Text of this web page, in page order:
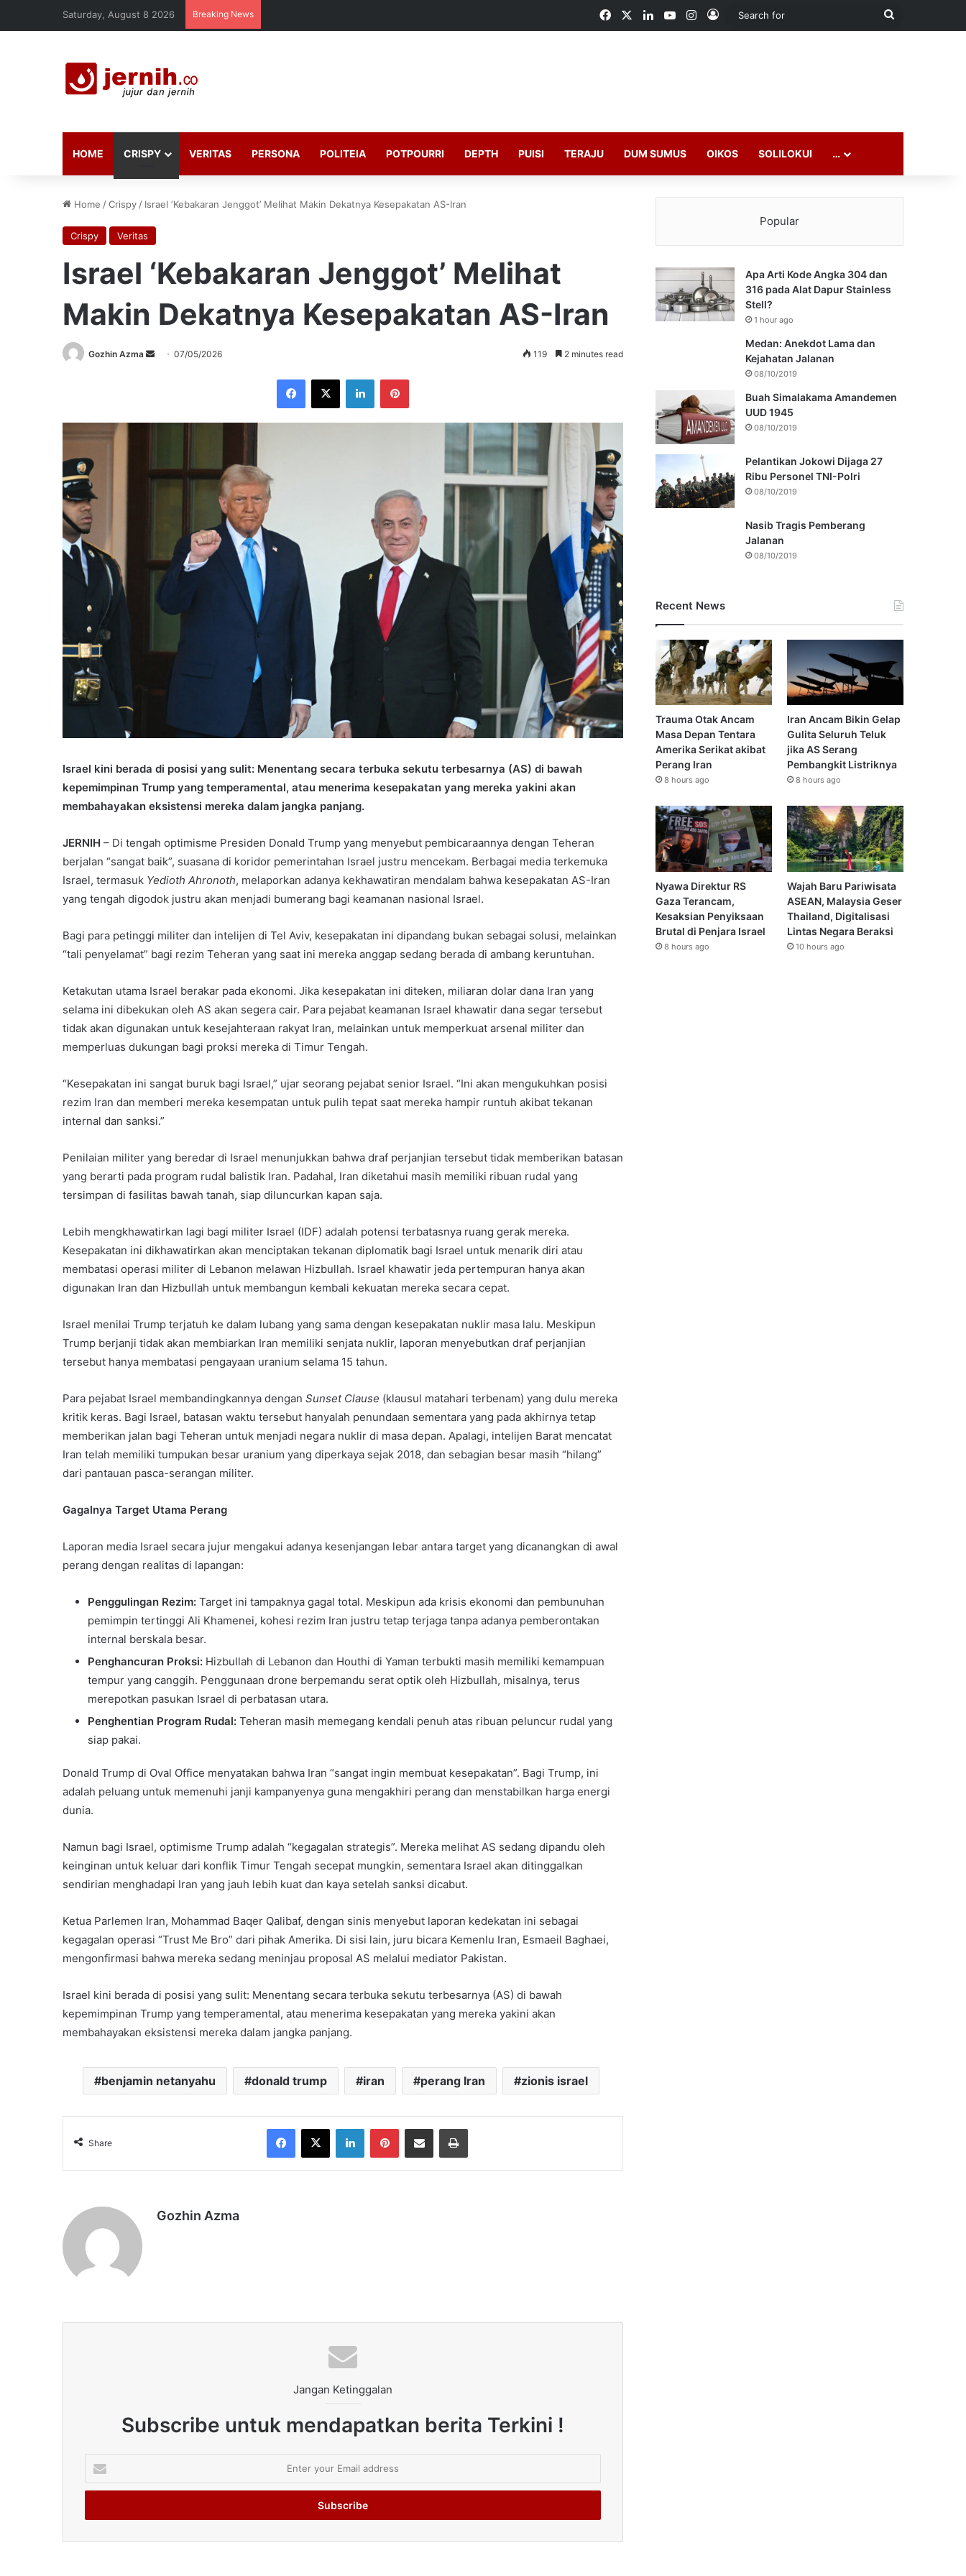
Saturday, August 8 2026 Breaking News FacebookLinkedInYouTubeInstagram
Log In
Search
HOME CRISPY VERITAS PERSONA POLITEIA POTPOURRI DEPTH PUISI TERAJU DUM SUMUS OIKOS SOLILOKUI …
Home /Crispy / Israel ‘Kebakaran Jenggot’ Melihat Makin Dekatnya Kesepakatan AS-Iran
Crispy Veritas
Israel ‘Kebakaran Jenggot’ Melihat
Makin Dekatnya Kesepakatan AS-Iran
Gozhin Azma
Send07/05/2026 119 2 minutes read
Facebook
X LinkedInPinterest
Israel kini berada di posisi yang sulit: Menentang secara terbuka sekutu terbesarnya (AS) di bawah
kepemimpinan Trump yang temperamental, atau menerima kesepakatan yang mereka yakini akan
membahayakan eksistensi mereka dalam jangka panjang.
JERNIH – Di tengah optimisme Presiden Donald Trump yang menyebut pembicaraannya dengan Teheran
berjalan “sangat baik”, suasana di koridor pemerintahan Israel justru mencekam. Berbagai media terkemuka
Israel, termasuk Yedioth Ahronoth, melaporkan adanya kekhawatiran mendalam bahwa kesepakatan AS-Iran
yang tengah digodok justru akan menjadi bumerang bagi keamanan nasional Israel.
Bagi para petinggi militer dan intelijen di Tel Aviv, kesepakatan ini dipandang bukan sebagai solusi, melainkan
“tali penyelamat” bagi rezim Teheran yang saat ini mereka anggap sedang berada di ambang keruntuhan.
Ketakutan utama Israel berakar pada ekonomi. Jika kesepakatan ini diteken, miliaran dolar dana Iran yang
selama ini dibekukan oleh AS akan segera cair. Para pejabat keamanan Israel khawatir dana segar tersebut
tidak akan digunakan untuk kesejahteraan rakyat Iran, melainkan untuk memperkuat arsenal militer dan
memperluas dukungan bagi proksi mereka di Timur Tengah.
“Kesepakatan ini sangat buruk bagi Israel,” ujar seorang pejabat senior Israel. “Ini akan mengukuhkan posisi
rezim Iran dan memberi mereka kesempatan untuk pulih tepat saat mereka hampir runtuh akibat tekanan
internal dan sanksi.”
Penilaian militer yang beredar di Israel menunjukkan bahwa draf perjanjian tersebut tidak memberikan batasan
yang berarti pada program rudal balistik Iran. Padahal, Iran diketahui masih memiliki ribuan rudal yang
tersimpan di fasilitas bawah tanah, siap diluncurkan kapan saja.
Lebih mengkhawatirkan lagi bagi militer Israel (IDF) adalah potensi terbatasnya ruang gerak mereka.
Kesepakatan ini dikhawatirkan akan menciptakan tekanan diplomatik bagi Israel untuk menarik diri atau
membatasi operasi militer di Lebanon melawan Hizbullah. Israel khawatir jeda pertempuran hanya akan
digunakan Iran dan Hizbullah untuk membangun kembali kekuatan mereka secara cepat.
Israel menilai Trump terjatuh ke dalam lubang yang sama dengan kesepakatan nuklir masa lalu. Meskipun
Trump berjanji tidak akan membiarkan Iran memiliki senjata nuklir, laporan menyebutkan draf perjanjian
tersebut hanya membatasi pengayaan uranium selama 15 tahun.
Para pejabat Israel membandingkannya dengan Sunset Clause (klausul matahari terbenam) yang dulu mereka
kritik keras. Bagi Israel, batasan waktu tersebut hanyalah penundaan sementara yang pada akhirnya tetap
memberikan jalan bagi Teheran untuk menjadi negara nuklir di masa depan. Apalagi, intelijen Barat mencatat
Iran telah memiliki tumpukan besar uranium yang diperkaya sejak 2018, dan sebagian besar masih “hilang”
dari pantauan pasca-serangan militer.
Gagalnya Target Utama Perang
Laporan media Israel secara jujur mengakui adanya kesenjangan lebar antara target yang dicanangkan di awal
perang dengan realitas di lapangan:
Penggulingan Rezim: Target ini tampaknya gagal total. Meskipun ada krisis ekonomi dan pembunuhan
pemimpin tertinggi Ali Khamenei, kohesi rezim Iran justru tetap terjaga tanpa adanya pemberontakan
internal berskala besar.
Penghancuran Proksi: Hizbullah di Lebanon dan Houthi di Yaman terbukti masih memiliki kemampuan
tempur yang canggih. Penggunaan drone berpemandu serat optik oleh Hizbullah, misalnya, terus
merepotkan pasukan Israel di perbatasan utara.
Penghentian Program Rudal: Teheran masih memegang kendali penuh atas ribuan peluncur rudal yang
siap pakai.
Donald Trump di Oval Office menyatakan bahwa Iran “sangat ingin membuat kesepakatan”. Bagi Trump, ini
adalah peluang untuk memenuhi janji kampanyenya guna mengakhiri perang dan menstabilkan harga energi
dunia.
Namun bagi Israel, optimisme Trump adalah “kegagalan strategis”. Mereka melihat AS sedang dipandu oleh
keinginan untuk keluar dari konflik Timur Tengah secepat mungkin, sementara Israel akan ditinggalkan
sendirian menghadapi Iran yang jauh lebih kuat dan kaya setelah sanksi dicabut.
Ketua Parlemen Iran, Mohammad Baqer Qalibaf, dengan sinis menyebut laporan kedekatan ini sebagai
kegagalan operasi “Trust Me Bro” dari pihak Amerika. Di sisi lain, juru bicara Kemenlu Iran, Esmaeil Baghaei,
mengonfirmasi bahwa mereka sedang meninjau proposal AS melalui mediator Pakistan.
Israel kini berada di posisi yang sulit: Menentang secara terbuka sekutu terbesarnya (AS) di bawah
kepemimpinan Trump yang temperamental, atau menerima kesepakatan yang mereka yakini akan
membahayakan eksistensi mereka dalam jangka panjang.
benjamin netanyahu donald trump iran perang Iran zionis israel
Share
Facebook
X LinkedInPinterestShare via Email Print
Gozhin Azma
Jangan Ketinggalan
Subscribe untuk mendapatkan berita Terkini !
your
Email
Popular
Apa Arti Kode Angka 304 dan
316 pada Alat Dapur Stainless
Stell?
1 hour ago
Medan: Anekdot Lama dan
Kejahatan Jalanan
08/10/2019
Buah Simalakama Amandemen
UUD 1945
08/10/2019
Pelantikan Jokowi Dijaga 27
Ribu Personel TNI-Polri
08/10/2019
Nasib Tragis Pemberang
Jalanan
08/10/2019
Recent News
Trauma Otak Ancam
Masa Depan Tentara
Amerika Serikat akibat
Perang Iran
8 hours ago
Iran Ancam Bikin Gelap
Gulita Seluruh Teluk
jika AS Serang
Pembangkit Listriknya
8 hours ago
Nyawa Direktur RS
Gaza Terancam,
Kesaksian Penyiksaan
Brutal di Penjara Israel
8 hours ago
Wajah Baru Pariwisata
ASEAN, Malaysia Geser
Thailand, Digitalisasi
Lintas Negara Beraksi
10 hours ago